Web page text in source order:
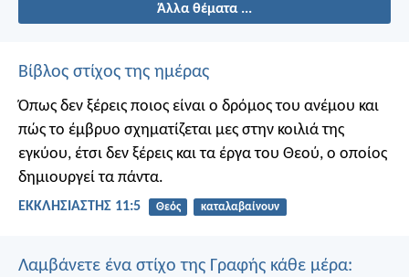
Άλλα θέματα ...
Βίβλος στίχος της ημέρας
Όπως δεν ξέρεις ποιος είναι ο δρόμος του ανέμου και
πώς το έμβρυο σχηματίζεται μες στην κοιλιά της
εγκύου, έτσι δεν ξέρεις και τα έργα του Θεού, ο οποίος
δημιουργεί τα πάντα.
ΕΚΚΛΗΣΙΑΣΤΗΣ 11:5 Θεός καταλαβαίνουν
Λαμβάνετε ένα στίχο της Γραφής κάθε μέρα: